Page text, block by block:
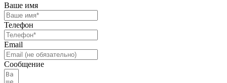
Ваше имя
Телефон
Email
Сообщение